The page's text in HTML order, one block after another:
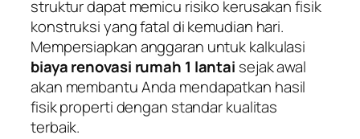
struktur dapat memicu risiko kerusakan fisik
konstruksi yang fatal di kemudian hari.
Mempersiapkan anggaran untuk kalkulasi
biaya renovasi rumah 1 lantai sejak awal
akan membantu Anda mendapatkan hasil
fisik properti dengan standar kualitas
terbaik.